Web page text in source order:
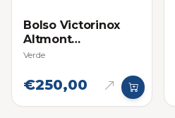
Bolso Victorinox
Altmont
Professional City
Verde
€250,00